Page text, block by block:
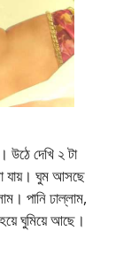
দেখি ২ টা
যায়। ঘুম আসছে
পানি ঢাল্লাম,
ঘুমিয়ে আছে।